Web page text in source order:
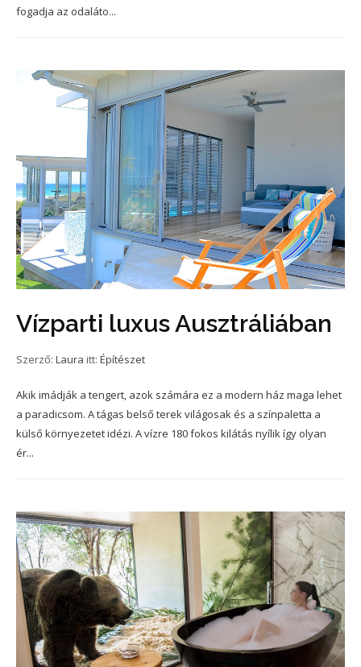
fogadja az odaláto...
Vízparti luxus Ausztráliában
Szerző: Laura itt: Építészet
Akik imádják a tengert, azok számára ez a modern ház maga lehet
a paradicsom. A tágas belső terek világosak és a színpaletta a
külső környezetet idézi. A vízre 180 fokos kilátás nyílik így olyan
ér...